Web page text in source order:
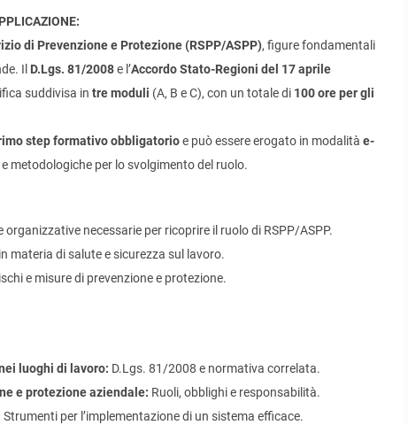
di Prevenzione e Protezione (RSPP/ASPP), figure fondamentali
Il D.Lgs. 81/2008e l’Accordo Stato-Regioni del 17 aprile
suddivisa in tre moduli (A, B e C), con un totale di 100 ore per gli
step formativo obbligatorioe può essere erogato in modalità e-
metodologiche per lo svolgimento del ruolo.
necessarie per ricoprire il ruolo di RSPP/ASPP.
materia di salute e sicurezza sul lavoro.
e misure di prevenzione e protezione.
luoghi di lavoro: D.Lgs. 81/2008 e normativa correlata.
e protezione aziendale: Ruoli, obblighi e responsabilità.
Strumenti per l’implementazione di un sistema efficace.